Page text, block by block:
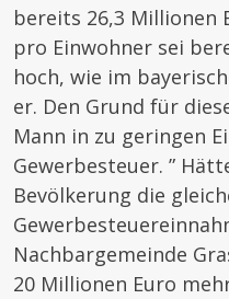
bereits 26,3 Millionen
pro Einwohner sei
hoch, wie im
er. Den Grund für
Mann in zu geringen
Gewerbesteuer. ”
Bevölkerung die
Nachbargemeinde
20 Millionen Euro